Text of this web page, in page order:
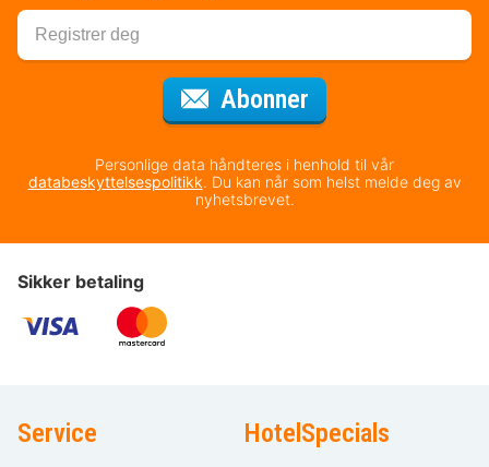
Abonner
Personlige data håndteres i henhold til vår
databeskyttelsespolitikk. Du kan når som helst melde deg av
nyhetsbrevet.
Sikker betaling
Service HotelSpecials